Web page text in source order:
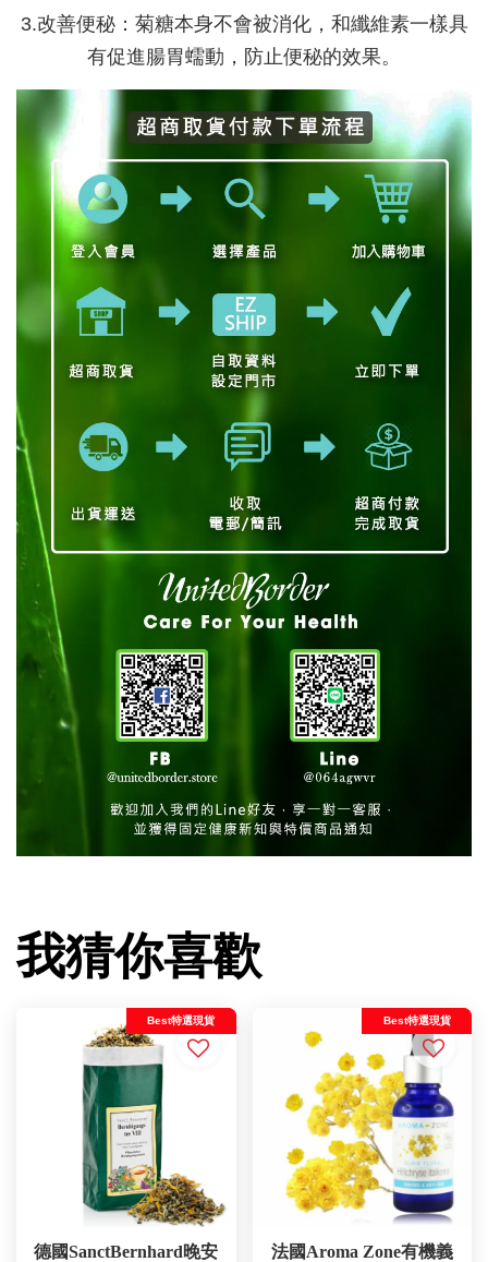
3.改善便秘：菊糖本身不會被消化，和纖維素一樣具
有促進腸胃蠕動，防止便秘的效果。
我猜你喜歡
Best特選現貨
德國SanctBernhard晚安
Best特選現貨
法國Aroma Zone有機義